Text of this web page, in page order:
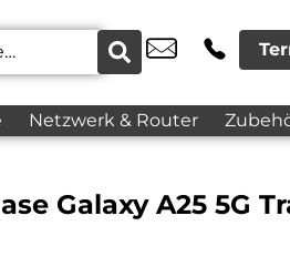
Netzwerk & Router
Galaxy A25 5G